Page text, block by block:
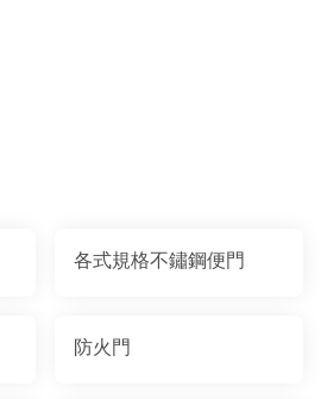
各式規格不鏽鋼便門
防火門